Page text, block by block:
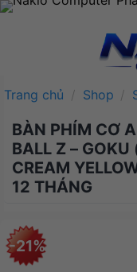
Bỏ
Trang chủ / Shop /
BÀN PHÍM CƠ
BALL Z –
CREAM
12 THÁNG
-21%